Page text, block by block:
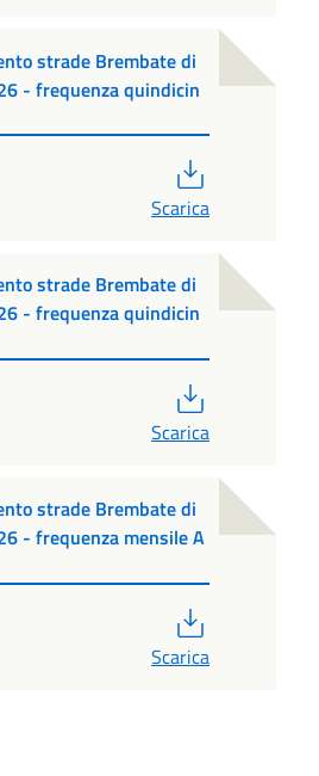
strade Brembate di
- frequenza quindicin
Scarica
strade Brembate di
- frequenza quindicin
Scarica
strade Brembate di
- frequenza mensile A
Scarica